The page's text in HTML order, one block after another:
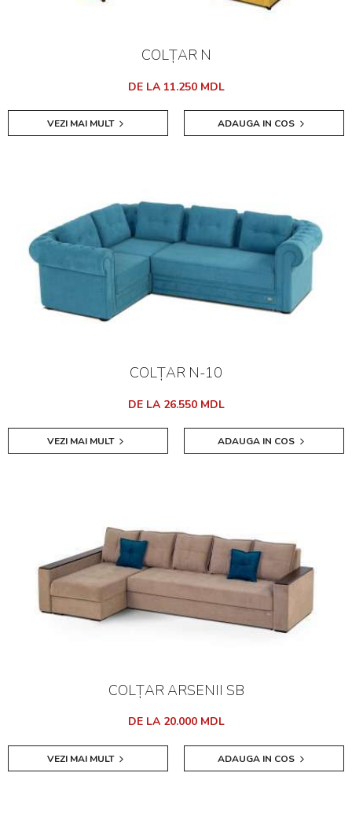
COLȚAR N
DE LA 11.250 MDL
VEZI MAI MULT ADAUGA IN COS
COLȚAR N-10
DE LA 26.550 MDL
VEZI MAI MULT ADAUGA IN COS
COLȚAR ARSENII SB
DE LA 20.000 MDL
VEZI MAI MULT ADAUGA IN COS